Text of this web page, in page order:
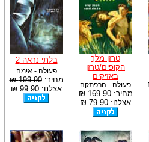
טרזן מלך
הקופים/טרזן
באזיקים
פעולה - הרפתקה
מחיר:169.90 ₪
אצלנו: 79.90 ₪
בלתי נראה 2
פעולה - אימה
מחיר:199.90 ₪
אצלנו: 99.90 ₪